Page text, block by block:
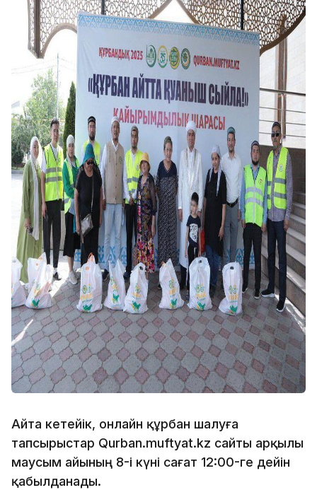
Айта кетейік, онлайн құрбан шалуға
тапсырыстар Qurban.muftyat.kz сайты арқылы
маусым айының 8-і күні сағат 12:00-ге дейін
қабылданады.